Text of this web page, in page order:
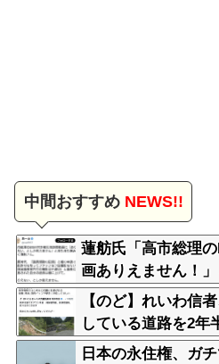
中間おすすめNEWS!!
蓮舫氏「高市総理
画ありえません！
内撮影が掘り返さ
【のど】れいわ信
している道路を2年
操作してしまう
日本の永住権、ガ